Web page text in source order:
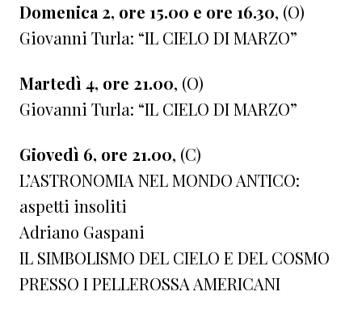
Domenica 2, ore 15.00 e ore 16.30, (O)
Giovanni Turla: “IL CIELO DI MARZO”
Martedì 4, ore 21.00, (O)
Giovanni Turla: “IL CIELO DI MARZO”
Giovedì 6, ore 21.00, (C)
L’ASTRONOMIA NEL MONDO ANTICO:
aspetti insoliti
Adriano Gaspani
IL SIMBOLISMO DEL CIELO E DEL COSMO
PRESSO I PELLEROSSA AMERICANI